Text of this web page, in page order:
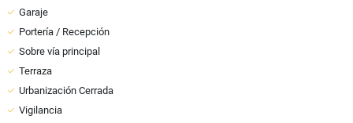
Garaje
Portería / Recepción
Sobre vía principal
Terraza
Urbanización Cerrada
Vigilancia